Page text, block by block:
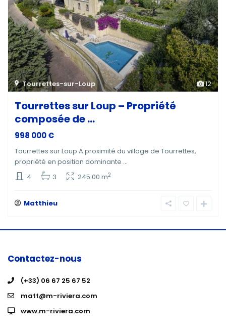
12
Tourrettes-sur-Loup
Tourrettes sur Loup – Propriété
composée de ...
998 000 €
Tourrettes sur Loup A proximité du village de Tourrettes,
propriété en position dominante ...
4
3 245.00 m2
Matthieu
Contactez-nous
(+33) 06 67 25 67 52
matt@m-riviera.com
www.m-riviera.com